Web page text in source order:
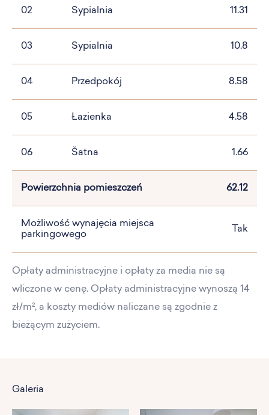
02 Sypialnia 11.31
03 Sypialnia 10.8
04 Przedpokój 8.58
05 Łazienka 4.58
06 Šatna 1.66
Powierzchnia pomieszczeń 62.12
Możliwość wynajęcia miejsca
parkingowego
Tak
Opłaty administracyjne i opłaty za media nie są
wliczone w cenę. Opłaty administracyjne wynoszą 14
zł/m², a koszty mediów naliczane są zgodnie z
bieżącym zużyciem.
Galeria